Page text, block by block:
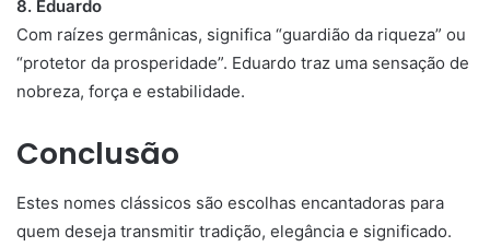
8. Eduardo
Com raízes germânicas, significa “guardião da riqueza” ou
“protetor da prosperidade”. Eduardo traz uma sensação de
nobreza, força e estabilidade.
Conclusão
Estes nomes clássicos são escolhas encantadoras para
quem deseja transmitir tradição, elegância e significado.